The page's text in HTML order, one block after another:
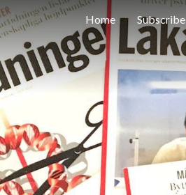
Home Subscribe